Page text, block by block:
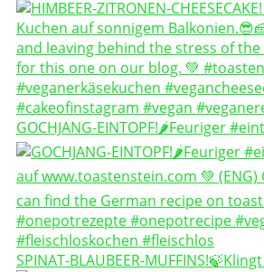
GOCHJANG-EINTOPF!🌶️Feuriger
SPINAT-BLAUBEER-